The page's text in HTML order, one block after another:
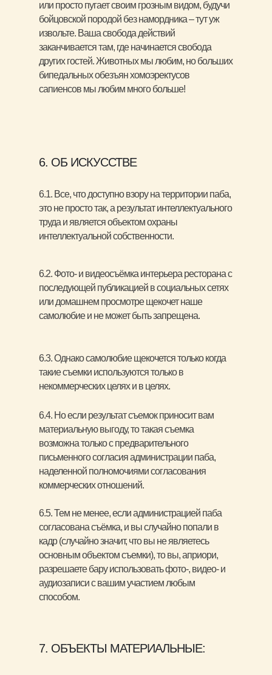
или просто пугает своим грозным видом, будучи
бойцовской породой без намордника – тут уж
извольте. Ваша свобода действий
заканчивается там, где начинается свобода
других гостей. Животных мы любим, но больших
бипедальных обезъян хомоэректусов
сапиенсов мы любим много больше!
6.5. Тем не менее, если администрацией паба
согласована съёмка, и вы случайно попали в
кадр (случайно значит, что вы не являетесь
основным объектом съемки), то вы, априори,
разрешаете бару использовать фото-, видео- и
аудиозаписи с вашим участием любым
способом.
6.4. Но если результат съемок приносит вам
материальную выгоду, то такая съемка
возможна только с предварительного
письменного согласия администрации паба,
наделенной полномочиями согласования
коммерческих отношений.
6.3. Однако самолюбие щекочется только когда
такие съемки используются только в
некоммерческих целях и в целях.
6.2. Фото- и видеосъёмка интерьера ресторана с
последующей публикацией в социальных сетях
или домашнем просмотре щекочет наше
самолюбие и не может быть запрещена.
6.1. Все, что доступно взору на территории паба,
это не просто так, а результат интеллектуального
труда и является объектом охраны
интеллектуальной собственности.
6. ОБ ИСКУССТВЕ
7. ОБЪЕКТЫ МАТЕРИАЛЬНЫЕ: